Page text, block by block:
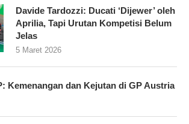
Davide Tardozzi: Ducati ‘Dijewer’ oleh
Aprilia, Tapi Urutan Kompetisi Belum
Jelas
5 Maret 2026
Kemenangan dan Kejutan di GP Austria